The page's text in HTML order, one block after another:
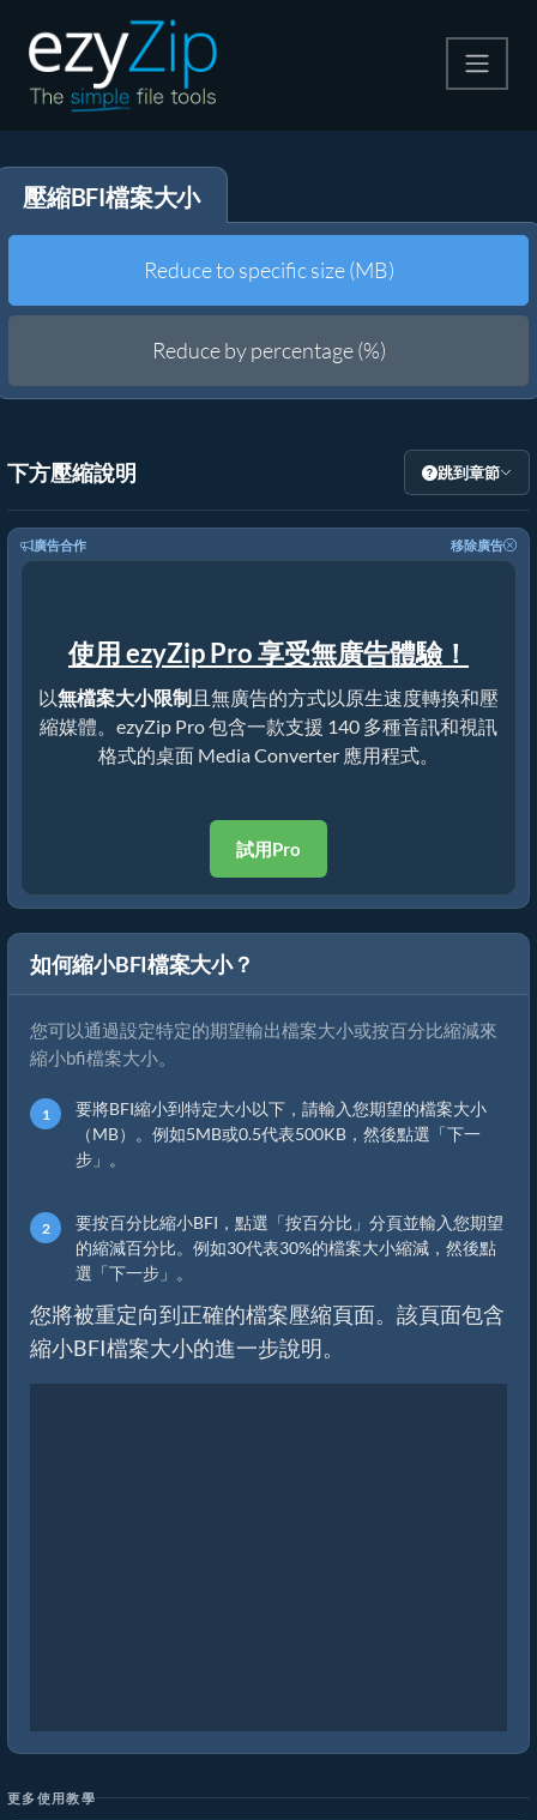
解壓縮
其他工具
壓縮BFI檔案大小
Reduce to specific size (MB)
Reduce by percentage (%)
下方壓縮說明 跳到章節
廣告合作 移除廣告
使用 ezyZip Pro 享受無廣告體驗！
以無檔案大小限制且無廣告的方式以原生速度轉換和壓
縮媒體。ezyZip Pro 包含一款支援 140 多種音訊和視訊
格式的桌面 Media Converter 應用程式。
試用Pro
如何縮小BFI檔案大小？
您可以通過設定特定的期望輸出檔案大小或按百分比縮減來
縮小bfi檔案大小。
要將BFI縮小到特定大小以下，請輸入您期望的檔案大小
（MB）。例如5MB或0.5代表500KB，然後點選「下一
步」。
要按百分比縮小BFI，點選「按百分比」分頁並輸入您期望
的縮減百分比。例如30代表30%的檔案大小縮減，然後點
選「下一步」。
您將被重定向到正確的檔案壓縮頁面。該頁面包含
縮小BFI檔案大小的進一步說明。
更多使用教學